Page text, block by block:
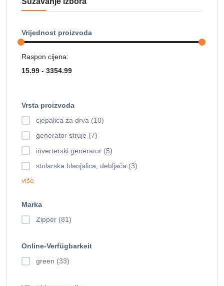
Vrijednost proizvoda
Raspon cijena:
Vrsta proizvoda
cjepalica za drva (10)
generator struje (7)
inverterski generator (5)
stolarska blanjalica, debljača (3)
više
Marka
Zipper (81)
Online-Verfügbarkeit
green (33)